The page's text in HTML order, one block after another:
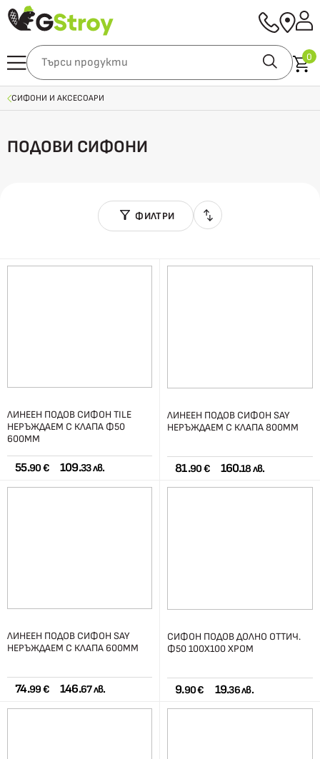
0
СИФОНИ И АКСЕСОАРИ
ПОДОВИ СИФОНИ
ФИЛТРИ
ЛИНЕЕН ПОДОВ СИФОН TILE
НЕРЪЖДАЕМ С КЛАПА Ф50
600ММ
55.90 € 109.33 лв.
ЛИНЕЕН ПОДОВ СИФОН SAY
НЕРЪЖДАЕМ С КЛАПА 800ММ
81.90 € 160.18 лв.
ЛИНЕЕН ПОДОВ СИФОН SAY
НЕРЪЖДАЕМ С КЛАПА 600ММ
74.99 € 146.67 лв.
СИФОН ПОДОВ ДОЛНО ОТТИЧ.
Ф50 100Х100 ХРОМ
9.90 € 19.36 лв.